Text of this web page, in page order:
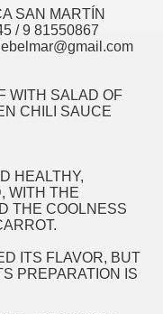
SAN MARTÍN
/ 9 81550867
WITH SALAD OF
CHILI SAUCE
HEALTHY,
WITH THE
THE COOLNESS
ITS FLAVOR, BUT
PREPARATION IS